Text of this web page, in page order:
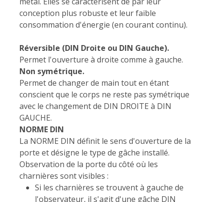
conception plus robuste et leur faible
consommation d'énergie (en courant continu).
Réversible (DIN Droite ou DIN Gauche).
Permet l'ouverture à droite comme à gauche.
Non symétrique.
Permet de changer de main tout en étant
conscient que le corps ne reste pas symétrique
avec le changement de DIN DROITE à DIN
GAUCHE.
NORME DIN
La NORME DIN définit le sens d'ouverture de la
porte et désigne le type de gâche installé.
Observation de la porte du côté où les
charnières sont visibles :
Si les charnières se trouvent à gauche de
l'observateur, il s'agit d'une gâche DIN